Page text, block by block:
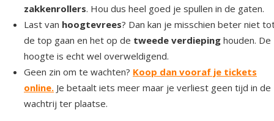
zakkenrollers. Hou dus heel goed je spullen in de gaten.
Last van hoogtevrees? Dan kan je misschien beter niet
de top gaan en het op de tweede verdieping houden. De
hoogte is echt wel overweldigend.
Geen zin om te wachten? Koop dan vooraf je tickets
online. Je betaalt iets meer maar je verliest geen tijd in de
wachtrij ter plaatse.